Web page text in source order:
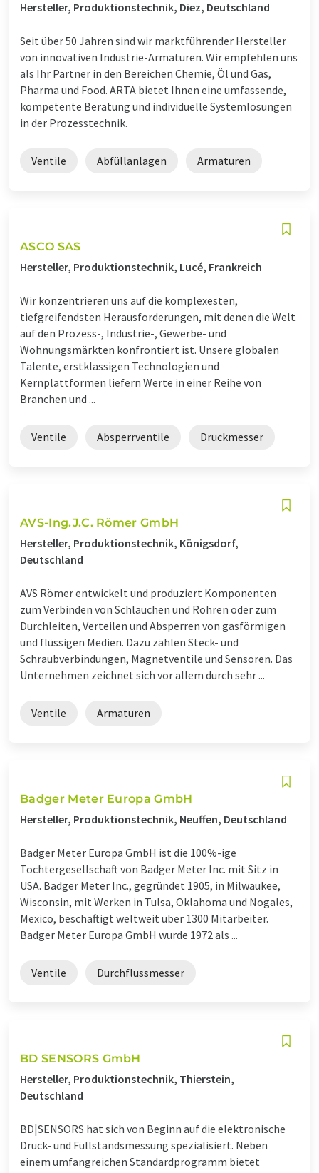
Hersteller, Produktionstechnik, Diez, Deutschland
Seit über 50 Jahren sind wir marktführender Hersteller
von innovativen Industrie-Armaturen. Wir empfehlen uns
als Ihr Partner in den Bereichen Chemie, Öl und Gas,
Pharma und Food. ARTA bietet Ihnen eine umfassende,
kompetente Beratung und individuelle Systemlösungen
in der Prozesstechnik.
Ventile Abfüllanlagen Armaturen
ASCO SAS
Hersteller, Produktionstechnik, Lucé, Frankreich
Wir konzentrieren uns auf die komplexesten,
tiefgreifendsten Herausforderungen, mit denen die Welt
auf den Prozess-, Industrie-, Gewerbe- und
Wohnungsmärkten konfrontiert ist. Unsere globalen
Talente, erstklassigen Technologien und
Kernplattformen liefern Werte in einer Reihe von
Branchen und ...
Ventile Absperrventile Druckmesser
AVS-Ing.J.C. Römer GmbH
Hersteller, Produktionstechnik, Königsdorf,
Deutschland
AVS Römer entwickelt und produziert Komponenten
zum Verbinden von Schläuchen und Rohren oder zum
Durchleiten, Verteilen und Absperren von gasförmigen
und flüssigen Medien. Dazu zählen Steck- und
Schraubverbindungen, Magnetventile und Sensoren. Das
Unternehmen zeichnet sich vor allem durch sehr ...
Ventile Armaturen
Badger Meter Europa GmbH
Hersteller, Produktionstechnik, Neuffen, Deutschland
Badger Meter Europa GmbH ist die 100%-ige
Tochtergesellschaft von Badger Meter Inc. mit Sitz in
USA. Badger Meter Inc., gegründet 1905, in Milwaukee,
Wisconsin, mit Werken in Tulsa, Oklahoma und Nogales,
Mexico, beschäftigt weltweit über 1300 Mitarbeiter.
Badger Meter Europa GmbH wurde 1972 als ...
Ventile Durchflussmesser
BD SENSORS GmbH
Hersteller, Produktionstechnik, Thierstein,
Deutschland
BD|SENSORS hat sich von Beginn auf die elektronische
Druck- und Füllstandsmessung spezialisiert. Neben
einem umfangreichen Standardprogramm bietet